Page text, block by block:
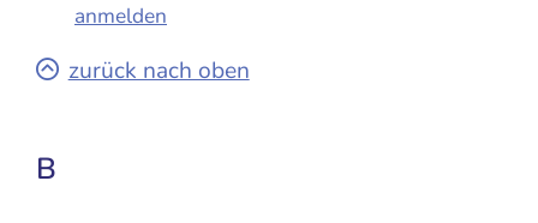
anmelden
zurück nach oben
B